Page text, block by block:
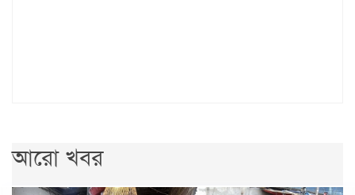
আরো খবর